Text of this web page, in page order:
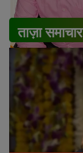
ताज़ा समाचार